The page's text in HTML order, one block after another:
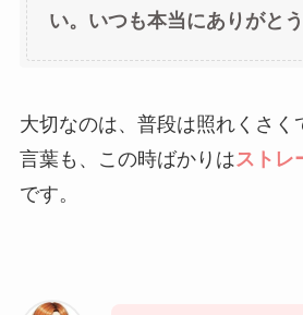
い。いつも本当にありがとう
大切なのは、普段は照れくさく
言葉も、この時ばかりはストレ
です。